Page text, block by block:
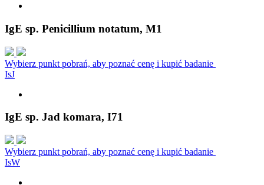
IgE sp. Penicillium notatum, M1
Wybierz punkt pobrań, aby poznać cenę i kupić badanie
IsJ
IgE sp. Jad komara, I71
Wybierz punkt pobrań, aby poznać cenę i kupić badanie
IsW